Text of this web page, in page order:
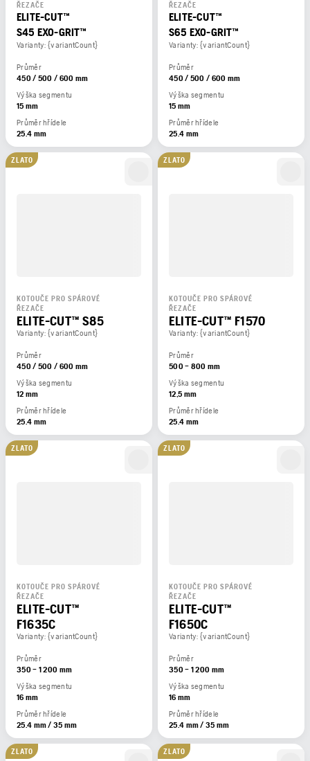
ŘEZAČE
ELITE-CUT™
S45 EXO-GRIT™
Varianty: {variantCount}
Průměr
450 / 500 / 600 mm
Výška segmentu
15 mm
Průměr hřídele
25.4 mm
ŘEZAČE
ELITE-CUT™
S65 EXO-GRIT™
Varianty: {variantCount}
Průměr
450 / 500 / 600 mm
Výška segmentu
15 mm
Průměr hřídele
25.4 mm
ZLATO
KOTOUČE PRO SPÁROVÉ
ŘEZAČE
ELITE-CUT™ S85
Varianty: {variantCount}
Průměr
450 / 500 / 600 mm
Výška segmentu
12 mm
Průměr hřídele
25.4 mm
ZLATO
KOTOUČE PRO SPÁROVÉ
ŘEZAČE
ELITE-CUT™ F1570
Varianty: {variantCount}
Průměr
500 – 800 mm
Výška segmentu
12,5 mm
Průměr hřídele
25.4 mm
ZLATO
KOTOUČE PRO SPÁROVÉ
ŘEZAČE
ELITE-CUT™
F1635C
Varianty: {variantCount}
Průměr
350 – 1 200 mm
Výška segmentu
16 mm
Průměr hřídele
25.4 mm / 35 mm
ZLATO
KOTOUČE PRO SPÁROVÉ
ŘEZAČE
ELITE-CUT™
F1650C
Varianty: {variantCount}
Průměr
350 – 1 200 mm
Výška segmentu
16 mm
Průměr hřídele
25.4 mm / 35 mm
ZLATO ZLATO